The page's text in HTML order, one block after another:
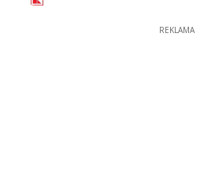
REKLAMA